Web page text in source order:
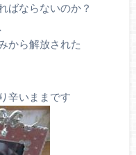
ばならないのか？
から解放された
辛いままです